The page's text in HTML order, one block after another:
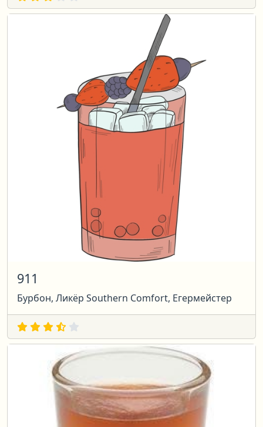
911
Бурбон, Ликёр Southern Comfort, Егермейстер